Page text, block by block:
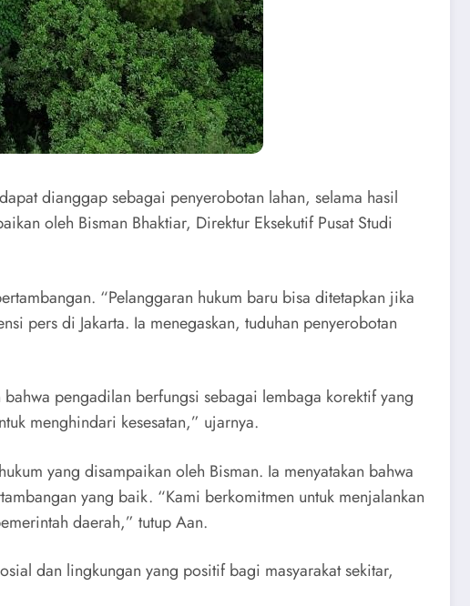
dianggap sebagai penyerobotan lahan, selama hasil
oleh Bisman Bhaktiar, Direktur Eksekutif Pusat Studi
“Pelanggaran hukum baru bisa ditetapkan jika
pers di Jakarta. Ia menegaskan, tuduhan penyerobotan
pengadilan berfungsi sebagai lembaga korektif yang
menghindari kesesatan,” ujarnya.
yang disampaikan oleh Bisman. Ia menyatakan bahwa
yang baik. “Kami berkomitmen untuk menjalankan
daerah,” tutup Aan.
dan lingkungan yang positif bagi masyarakat sekitar,